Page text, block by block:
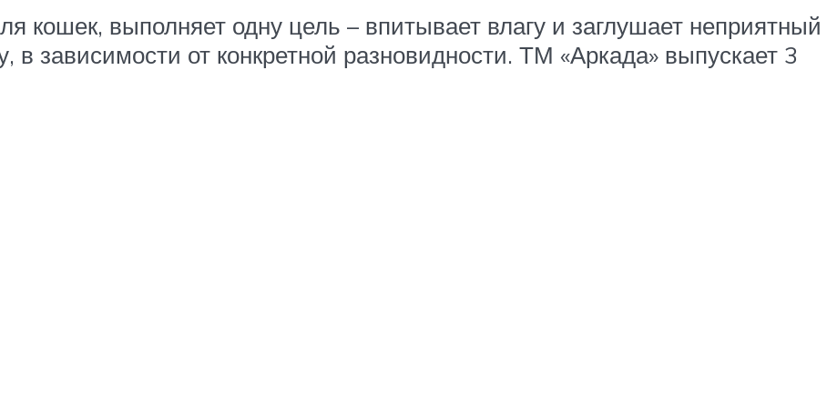
кошек, выполняет одну цель – впитывает влагу и заглушает неприятный
в зависимости от конкретной разновидности. ТМ «Аркада» выпускает 3